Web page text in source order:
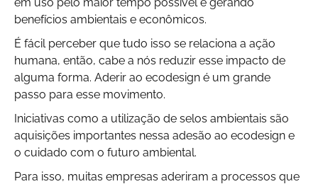
benefícios ambientais e econômicos.
É fácil perceber que tudo isso se relaciona a ação
humana, então, cabe a nós reduzir esse impacto de
alguma forma. Aderir ao ecodesign é um grande
passo para esse movimento.
Iniciativas como a utilização de selos ambientais são
aquisições importantes nessa adesão ao ecodesign e
o cuidado com o futuro ambiental.
Para isso, muitas empresas aderiram a processos que